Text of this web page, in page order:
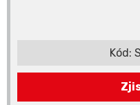
Kód: